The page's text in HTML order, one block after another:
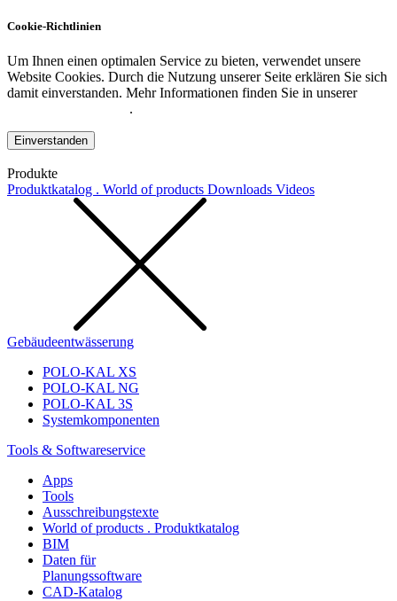
Cookie-Richtlinien
Um Ihnen einen optimalen Service zu bieten, verwendet unsere
Website Cookies. Durch die Nutzung unserer Seite erklären Sie sich
damit einverstanden. Mehr Informationen finden Sie in unserer
.
Einverstanden
Produkte
Produktkatalog . World of products Downloads Videos
Gebäudeentwässerung
POLO-KAL XS
POLO-KAL NG
POLO-KAL 3S
Systemkomponenten
Tools & Softwareservice
Apps
Tools
Ausschreibungstexte
World of products . Produktkatalog
BIM
Daten für
Planungssoftware
CAD-Katalog